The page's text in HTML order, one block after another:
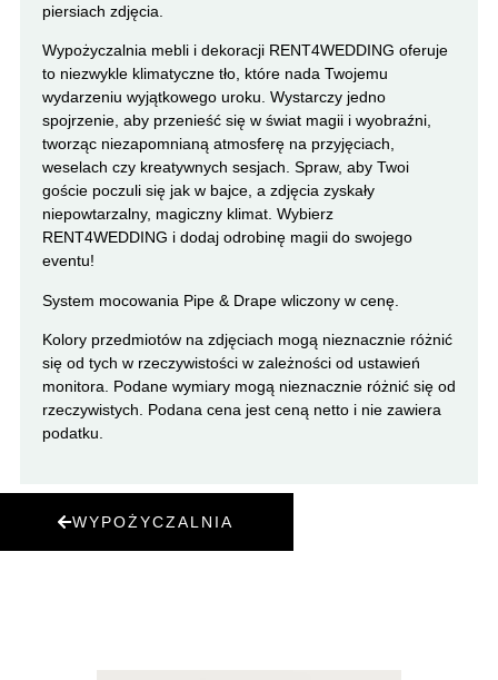
piersiach zdjęcia.
Wypożyczalnia mebli i dekoracji RENT4WEDDING oferuje
to niezwykle klimatyczne tło, które nada Twojemu
wydarzeniu wyjątkowego uroku. Wystarczy jedno
spojrzenie, aby przenieść się w świat magii i wyobraźni,
tworząc niezapomnianą atmosferę na przyjęciach,
weselach czy kreatywnych sesjach. Spraw, aby Twoi
goście poczuli się jak w bajce, a zdjęcia zyskały
niepowtarzalny, magiczny klimat. Wybierz
RENT4WEDDING i dodaj odrobinę magii do swojego
eventu!
System mocowania Pipe & Drape wliczony w cenę.
Kolory przedmiotów na zdjęciach mogą nieznacznie różnić
się od tych w rzeczywistości w zależności od ustawień
monitora. Podane wymiary mogą nieznacznie różnić się od
rzeczywistych. Podana cena jest ceną netto i nie zawiera
podatku.
WYPOŻYCZALNIA